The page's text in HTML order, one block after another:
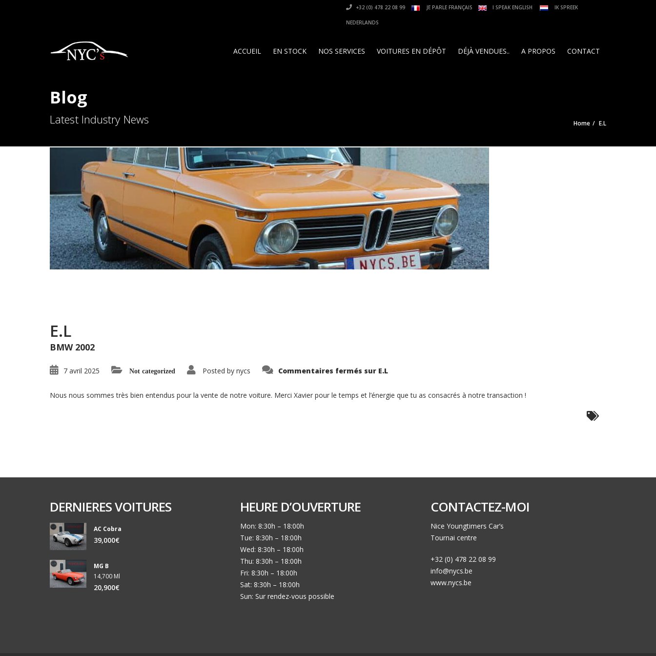
+32 (0) 478 22 08 99 JE PARLE FRANÇAIS I SPEAK ENGLISH IK SPREEK
NEDERLANDS
ACCUEIL EN STOCK NOS SERVICES VOITURES EN DÉPÔT DÉJÀ VENDUES.. A PROPOS CONTACT
Blog
Latest Industry News Home E.L
E.L
BMW 2002
7 avril 2025 Not categorized Posted by nycs Commentaires fermés sur E.L
Nous nous sommes très bien entendus pour la vente de notre voiture. Merci Xavier pour le temps et l’énergie que tu as consacrés à notre transaction !
DERNIERES VOITURES
AC Cobra
39,000€
MG B
14,700 Ml
20,900€
HEURE D’OUVERTURE
Mon: 8:30h – 18:00h
Tue: 8:30h – 18:00h
Wed: 8:30h – 18:00h
Thu: 8:30h – 18:00h
Fri: 8:30h – 18:00h
Sat: 8:30h – 18:00h
Sun: Sur rendez-vous possible
CONTACTEZ-MOI
Nice Youngtimers Car’s
Tournai centre
+32 (0) 478 22 08 99
info@nycs.be
www.nycs.be